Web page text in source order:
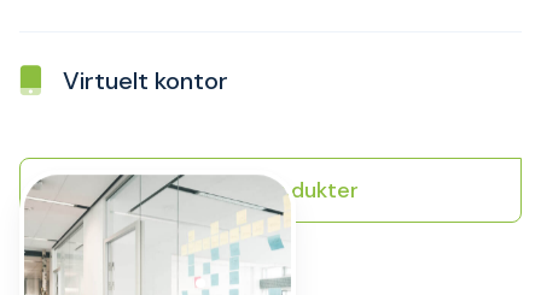
Virtuelt kontor
Se alle produkter